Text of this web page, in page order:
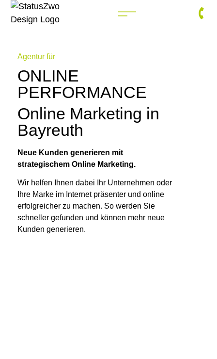
Agentur für
ONLINE
PERFORMANCE
Online Marketing in
Bayreuth
Neue Kunden generieren mit
strategischem Online Marketing.
Wir helfen Ihnen dabei Ihr Unternehmen oder
Ihre Marke im Internet präsenter und online
erfolgreicher zu machen. So werden Sie
schneller gefunden und können mehr neue
Kunden generieren.